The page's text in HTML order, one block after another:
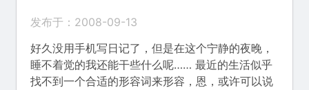
发布于：2008-09-13
好久没用手机写日记了，但是在这个宁静的夜晚，
睡不着觉的我还能干些什么呢…… 最近的生活似乎
找不到一个合适的形容词来形容，恩，或许可以说